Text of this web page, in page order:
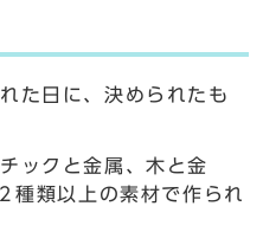
た日に、決められたも
ックと金属、木と金
種類以上の素材で作られ